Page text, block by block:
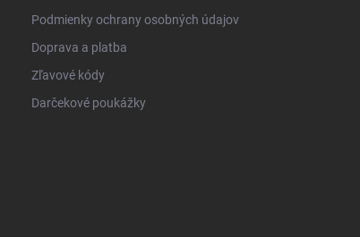
Podmienky ochrany osobných údajov
Doprava a platba
Zľavové kódy
Darčekové poukážky